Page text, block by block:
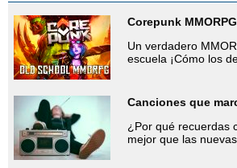
Corepunk MMORPG
Un verdadero
escuela ¡Cómo los
Canciones que
¿Por qué recuerdas
mejor que las